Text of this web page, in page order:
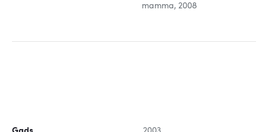
mamma, 2008